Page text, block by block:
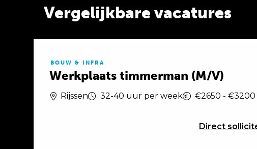
Vergelijkbare vacatures
BOUW & INFRA
Werkplaats timmerman (M/V)
Rijssen 32-40 uur per week €2650 - €3200
Direct